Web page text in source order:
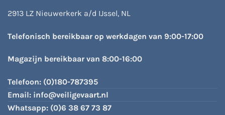
2913 LZ Nieuwerkerk a/d IJssel, NL
Telefonisch bereikbaar op werkdagen van 9:00-17:00
Magazijn bereikbaar van 8:00-16:00
Telefoon: (0)180-787395
Email: info@veiligevaart.nl
Whatsapp: (0)6 38 67 73 87